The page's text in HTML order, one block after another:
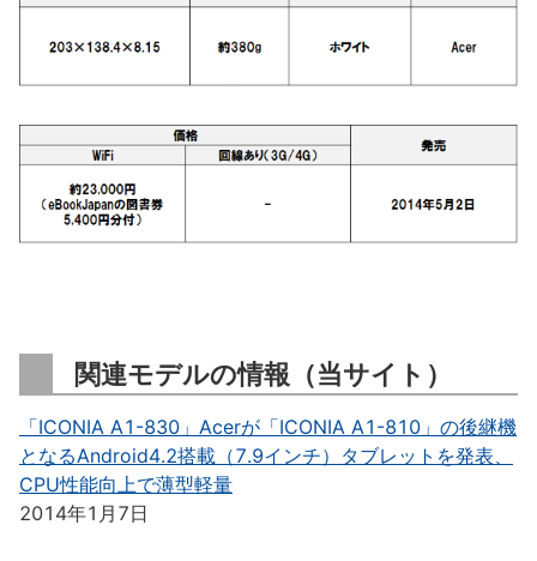
関連モデルの情報（当サイト）
「ICONIA A1-830」Acerが「ICONIA A1-810」の後継機
となるAndroid4.2搭載（7.9インチ）タブレットを発表、
CPU性能向上で薄型軽量
2014年1月7日